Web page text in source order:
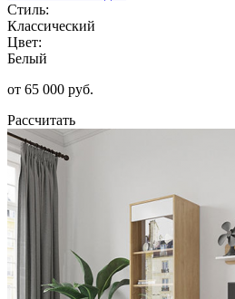
Стиль:
Классический
Цвет:
Белый
от 65 000 руб.
Рассчитать